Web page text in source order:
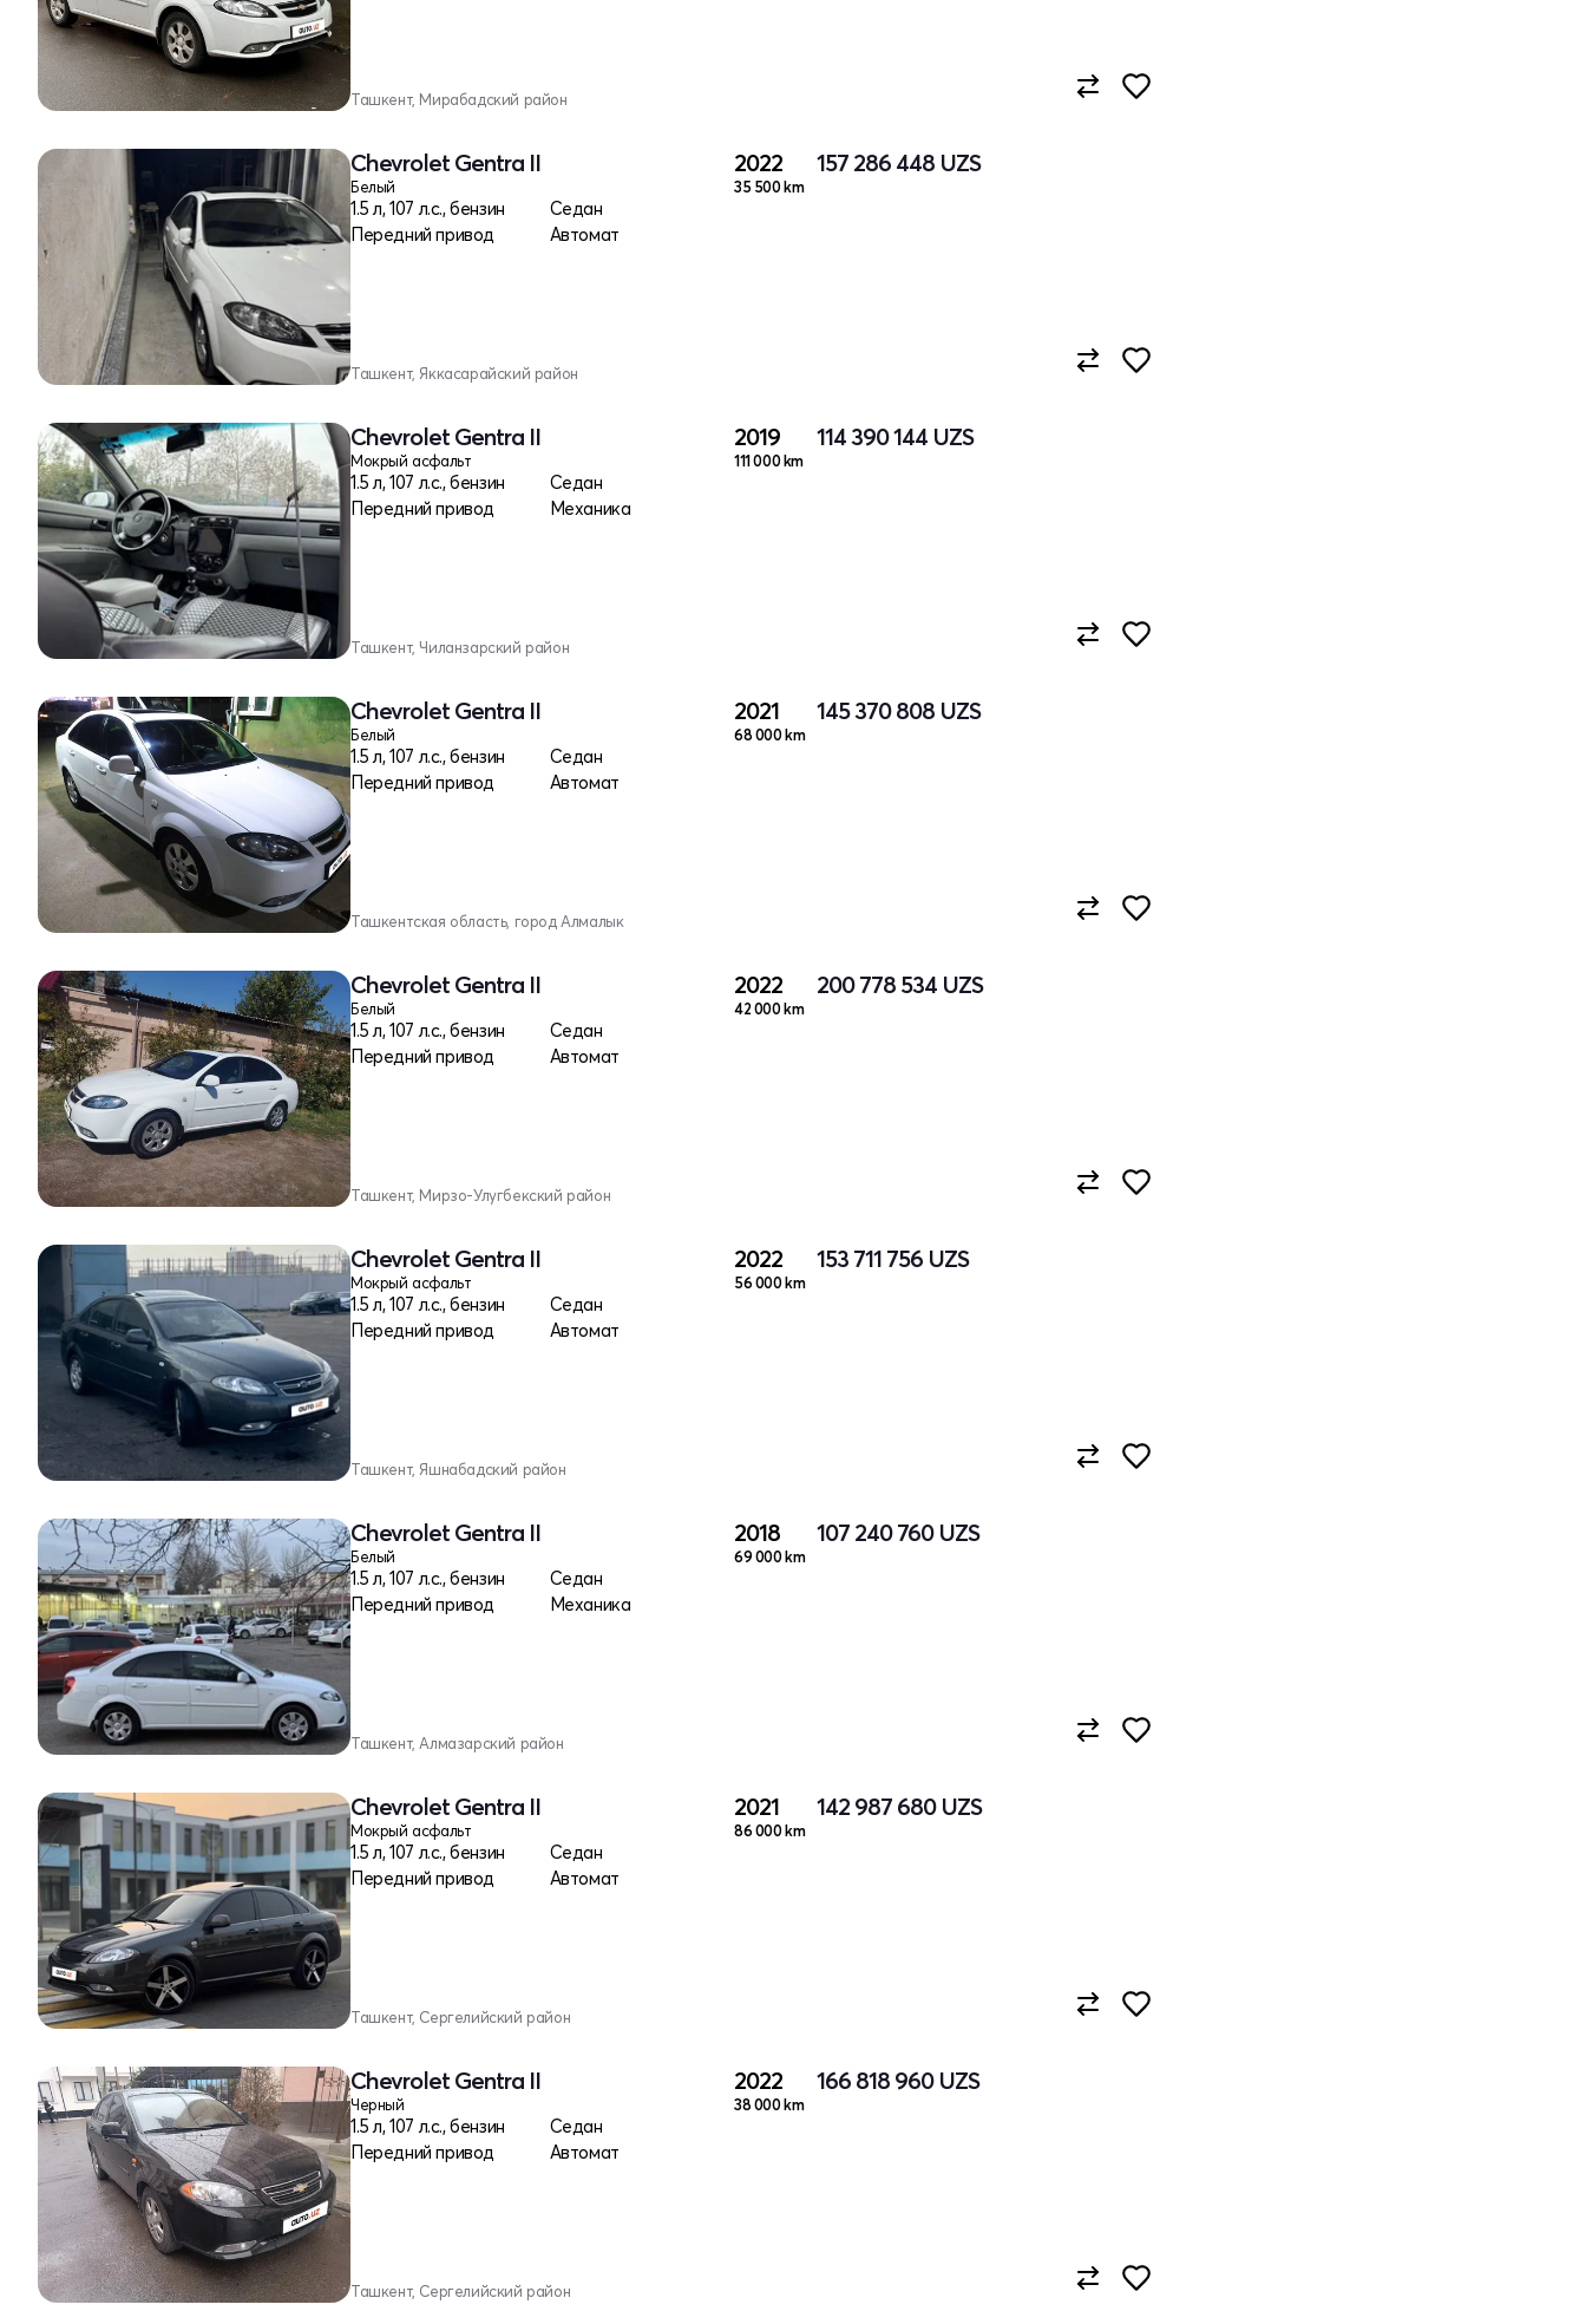
Ташкент, Мирабадский район
Chevrolet Gentra II
Белый
1.5 л, 107 л.с., бензин
Седан
Передний привод
Автомат
2022
35 500 km
157 286 448 UZS
Ташкент, Яккасарайский район
Chevrolet Gentra II
Мокрый асфальт
1.5 л, 107 л.с., бензин
Седан
Передний привод
Механика
2019
111 000 km
114 390 144 UZS
Ташкент, Чиланзарский район
Chevrolet Gentra II
Белый
1.5 л, 107 л.с., бензин
Седан
Передний привод
Автомат
2021
68 000 km
145 370 808 UZS
Ташкентская область, город Алмалык
Chevrolet Gentra II
Белый
1.5 л, 107 л.с., бензин
Седан
Передний привод
Автомат
2022
42 000 km
200 778 534 UZS
Ташкент, Мирзо-Улугбекский район
Chevrolet Gentra II
Мокрый асфальт
1.5 л, 107 л.с., бензин
Седан
Передний привод
Автомат
2022
56 000 km
153 711 756 UZS
Ташкент, Яшнабадский район
Chevrolet Gentra II
Белый
1.5 л, 107 л.с., бензин
Седан
Передний привод
Механика
2018
69 000 km
107 240 760 UZS
Ташкент, Алмазарский район
Chevrolet Gentra II
Мокрый асфальт
1.5 л, 107 л.с., бензин
Седан
Передний привод
Автомат
2021
86 000 km
142 987 680 UZS
Ташкент, Сергелийский район
Chevrolet Gentra II
Черный
1.5 л, 107 л.с., бензин
Седан
Передний привод
Автомат
2022
38 000 km
166 818 960 UZS
Ташкент, Сергелийский район